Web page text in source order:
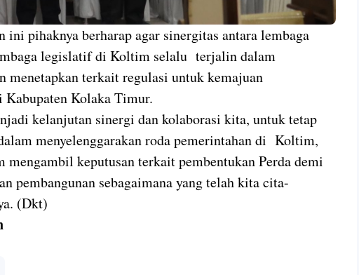
pihaknya berharap agar sinergitas antara lembaga
legislatif di Koltim selalu terjalin dalam
menetapkan terkait regulasi untuk kemajuan
Kabupaten Kolaka Timur.
kelanjutan sinergi dan kolaborasi kita, untuk tetap
menyelenggarakan roda pemerintahan di Koltim,
mengambil keputusan terkait pembentukan Perda demi
pembangunan sebagaimana yang telah kita cita-
(Dkt)